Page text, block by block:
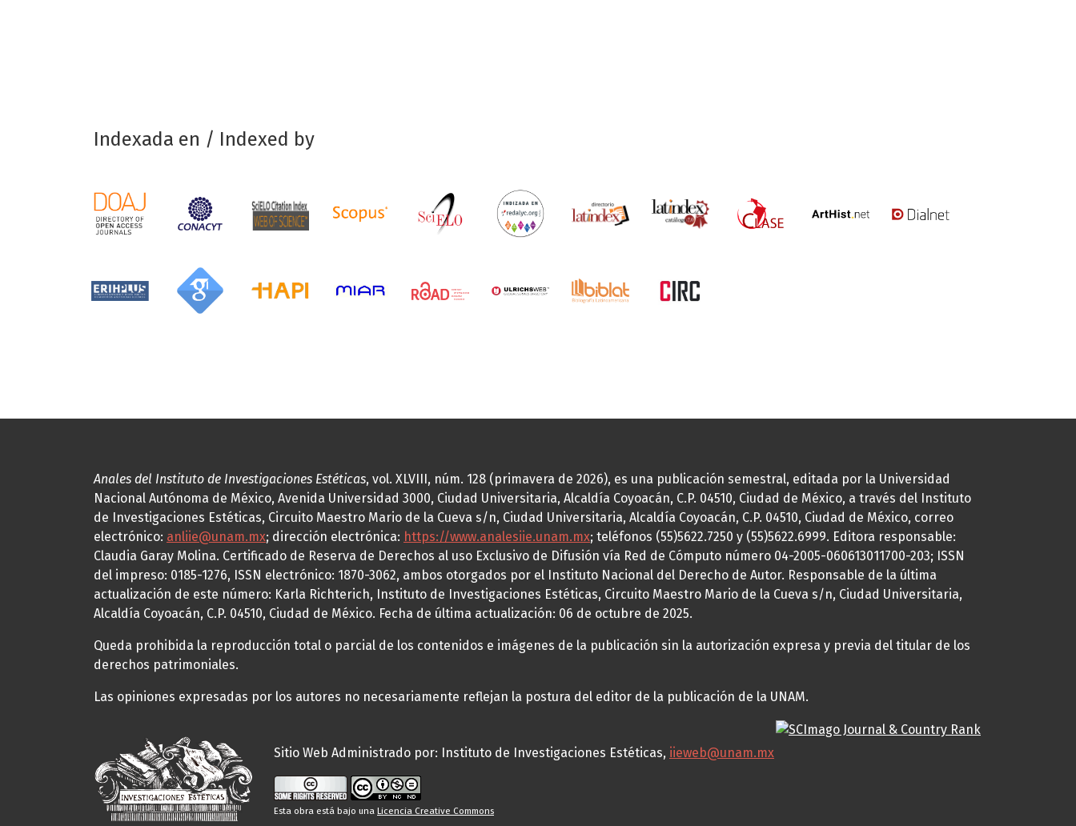
Indexada en / Indexed by
Anales del Instituto de Investigaciones Estéticas, vol. XLVIII, núm. 128 (primavera de 2026), es una publicación semestral, editada por la Universidad
Nacional Autónoma de México, Avenida Universidad 3000, Ciudad Universitaria, Alcaldía Coyoacán, C.P. 04510, Ciudad de México, a través del Instituto
de Investigaciones Estéticas, Circuito Maestro Mario de la Cueva s/n, Ciudad Universitaria, Alcaldía Coyoacán, C.P. 04510, Ciudad de México, correo
electrónico: anliie@unam.mx; dirección electrónica: https://www.analesiie.unam.mx; teléfonos (55)5622.7250 y (55)5622.6999. Editora responsable:
Claudia Garay Molina. Certificado de Reserva de Derechos al uso Exclusivo de Difusión vía Red de Cómputo número 04-2005-060613011700-203; ISSN
del impreso: 0185-1276, ISSN electrónico: 1870-3062, ambos otorgados por el Instituto Nacional del Derecho de Autor. Responsable de la última
actualización de este número: Karla Richterich, Instituto de Investigaciones Estéticas, Circuito Maestro Mario de la Cueva s/n, Ciudad Universitaria,
Alcaldía Coyoacán, C.P. 04510, Ciudad de México. Fecha de última actualización: 06 de octubre de 2025.
Queda prohibida la reproducción total o parcial de los contenidos e imágenes de la publicación sin la autorización expresa y previa del titular de los
derechos patrimoniales.
Las opiniones expresadas por los autores no necesariamente reflejan la postura del editor de la publicación de la UNAM.
Sitio Web Administrado por: Instituto de Investigaciones Estéticas, iieweb@unam.mx
Esta obra está bajo una Licencia Creative Commons